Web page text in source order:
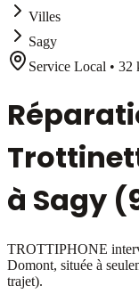
Villes
Sagy
Service Local • 32
à Sagy
TROTTIPHONE
Domont, située à
trajet).